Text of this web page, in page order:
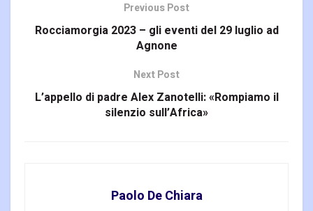
Previous Post
Rocciamorgia 2023 – gli eventi del 29 luglio ad
Agnone
Next Post
L’appello di padre Alex Zanotelli: «Rompiamo il
silenzio sull’Africa»
Paolo De Chiara